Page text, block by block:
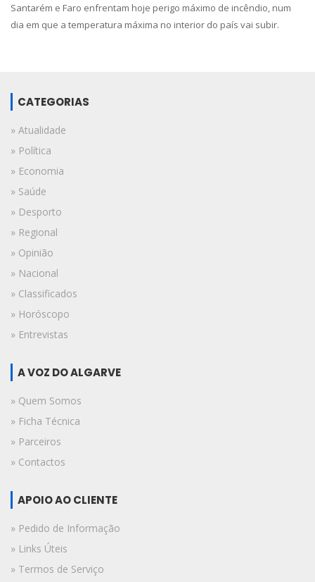
Santarém e Faro enfrentam hoje perigo máximo de incêndio, num
dia em que a temperatura máxima no interior do país vai subir.
CATEGORIAS
» Atualidade
» Política
» Economia
» Saúde
» Desporto
» Regional
» Opinião
» Nacional
» Classificados
» Horóscopo
» Entrevistas
A VOZ DO ALGARVE
» Quem Somos
» Ficha Técnica
» Parceiros
» Contactos
APOIO AO CLIENTE
» Pedido de Informação
» Links Úteis
» Termos de Serviço